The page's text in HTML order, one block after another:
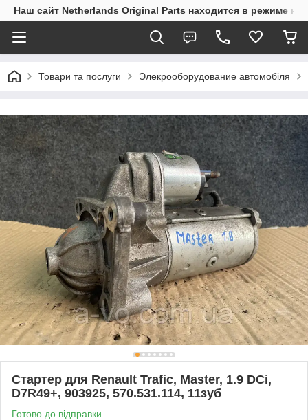
Наш сайт Netherlands Original Parts находится в режиме
Товари та послуги Элекрооборудование автомобіля
Стартер для Renault Trafic, Master, 1.9 DCi,
D7R49+, 903925, 570.531.114, 11зуб
Готово до відправки